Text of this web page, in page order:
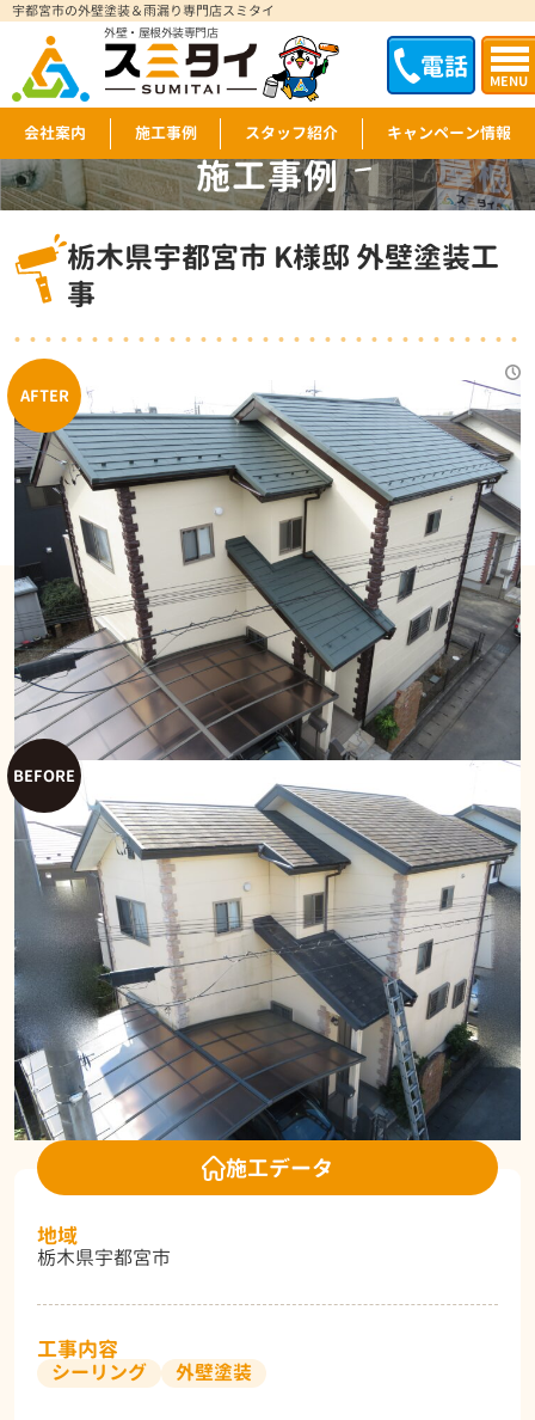
電話 MENU
宇都宮市の外壁塗装＆雨漏り専門店スミタイ
外壁・屋根外装専門店
会社案内 施工事例 スタッフ紹介 キャンペーン情報
施工事例
WORKS
栃木県宇都宮市 K様邸 外壁塗装工
事
施工データ
地域
栃木県宇都宮市
工事内容
シーリング 外壁塗装